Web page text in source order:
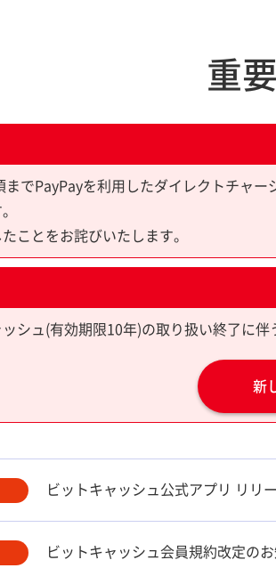
重
でPayPayを利用したダイレクトチャー
ことをお詫びいたします。
シュ(有効期限10年)の取り扱い終了に伴
新
ビットキャッシュ公式アプリ リリ
ビットキャッシュ会員規約改定の